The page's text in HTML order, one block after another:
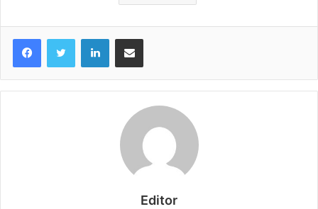
LinkedInShare via Email
Editor